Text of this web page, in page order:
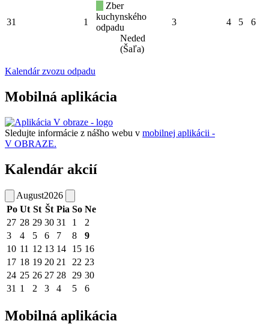
31 1
Zber
kuchynského
odpadu
Neded
(Šaľa)
3 4 5 6
Kalendár zvozu odpadu
Mobilná aplikácia
Sledujte informácie z nášho webu v mobilnej aplikácii -
V OBRAZE.
Kalendár akcií
August2026
Po Ut St Št Pia So Ne
27 28 29 30 31 1
2
3
4 5 6 7 8
9
10 11 12 13 14 15 16
17 18 19 20 21 22 23
24 25 26 27 28 29 30
31 1 2 3 4 5 6
Mobilná aplikácia